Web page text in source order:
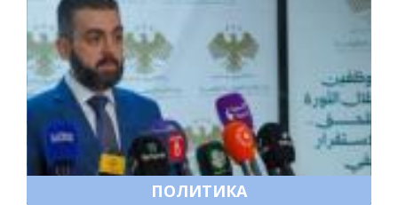
ПОЛИТИКА